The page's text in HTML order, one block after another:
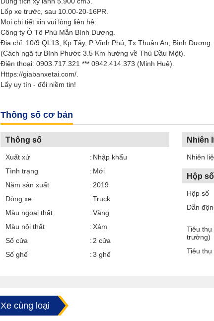
Lốp xe trước, sau 10.00-20-16PR.
Mọi chi tiết xin vui lòng liên hệ:
Công ty Ô Tô Phú Mẫn Bình Dương.
Địa chỉ: 10/9 QL13, Kp Tây, P Vĩnh Phú, Tx Thuận An, Bình Dương.
(Cách ngã tư Bình Phước 3.5 Km hướng về Thủ Dầu Một).
Điện thoại: 0903.717.321 *** 0942.414.373 (Minh Huệ).
Https://giabanxetai.com/.
Lấy uy tín - đổi niềm tin!
Thông số cơ bản
Thông số
Xuất xứ
Nhập khẩu
Tình trạng
Mới
Năm sản xuất
2019
Dòng xe
Truck
Màu ngoại thất
Vàng
Màu nội thất
Xám
Số cửa
2 cửa
Số ghế
3 ghế
Nhiên
Nhiên
Hộp số
Hộp số
Dẫn
Tiêu
trường)
Tiêu thụ
Xe cùng loại